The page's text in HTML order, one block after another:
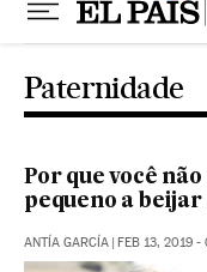
Paternidade
Por que você
pequeno a beijar
ANTÍA GARCÍA | FEB 13, 2019 -